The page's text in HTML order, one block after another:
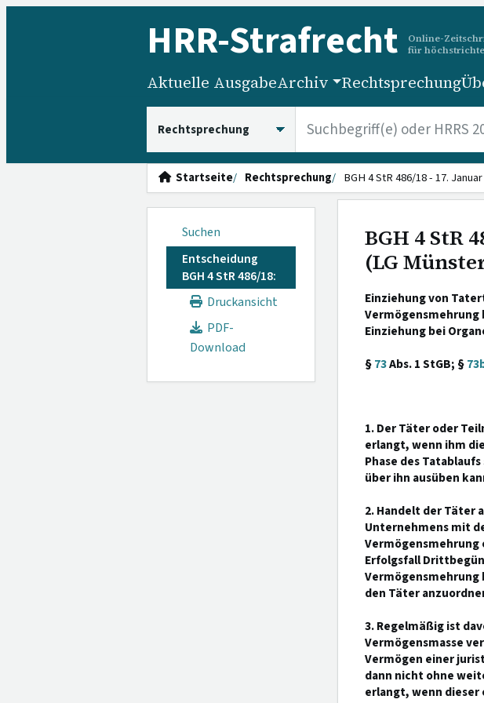
HRR-Strafrecht
Online-
für
Aktuelle AusgabeArchiv Rechtsprechung
Startseite Rechtsprechung BGH 4 StR 486/18 - 17.
Suchen
Entscheidung
BGH 4 StR 486/18:
Druckansicht
PDF-
Download
BGH 4 StR
(LG
Einziehung von
Einziehung bei
§73Abs. 1 StGB; §
1. Der Täter oder
erlangt, wenn ihm
Phase des
über ihn ausüben
2. Handelt der Täter
Unternehmens mit
Erfolgsfall
den Täter
3. Regelmäßig ist
Vermögensmasse
Vermögen einer
dann nicht ohne
erlangt, wenn dieser